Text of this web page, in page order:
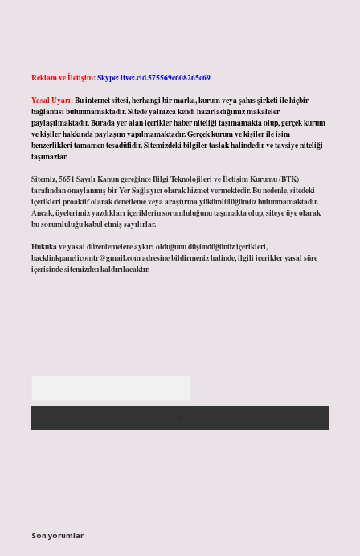
Reklam ve İletişim:Skype: live:.cid.575569c608265c69
Yasal Uyarı:Bu internet sitesi, herhangi bir marka, kurum veya şahıs şirketi ile hiçbir
bağlantısı bulunmamaktadır. Sitede yalnızca kendi hazırladığımız makaleler
paylaşılmaktadır. Burada yer alan içerikler haber niteliği taşımamakta olup, gerçek kurum
ve kişiler hakkında paylaşım yapılmamaktadır. Gerçek kurum ve kişiler ile isim
benzerlikleri tamamen tesadüfidir. Sitemizdeki bilgiler taslak halindedir ve tavsiye niteliği
taşımazlar.
Sitemiz, 5651 Sayılı Kanun gereğince Bilgi Teknolojileri ve İletişim Kurumu (BTK)
tarafından onaylanmış bir Yer Sağlayıcı olarak hizmet vermektedir. Bu nedenle, sitedeki
içerikleri proaktif olarak denetleme veya araştırma yükümlülüğümüz bulunmamaktadır.
Ancak, üyelerimiz yazdıkları içeriklerin sorumluluğunu taşımakta olup, siteye üye olarak
bu sorumluluğu kabul etmiş sayılırlar.
Hukuka ve yasal düzenlemelere aykırı olduğunu düşündüğünüz içerikleri,
backlinkpanelicomtr@gmail.comadresine bildirmeniz halinde, ilgili içerikler yasal süre
içerisinde sitemizden kaldırılacaktır.
Son yorumlar